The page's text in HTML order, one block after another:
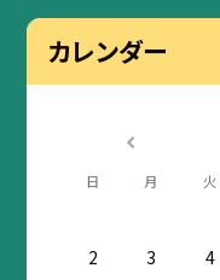
カレンダー
日 月 火
2
3 4